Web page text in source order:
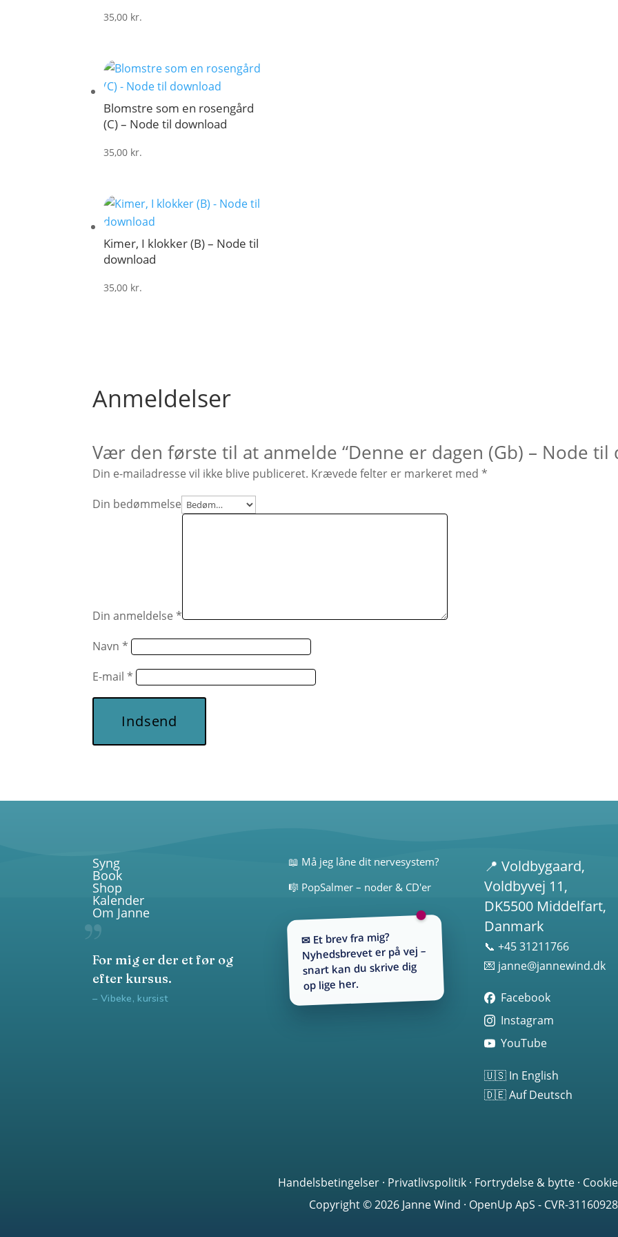
35,00 kr.
Blomstre som en rosengård
(C) – Node til download
35,00 kr.
Kimer, I klokker (B) – Node til
download
35,00 kr.
Anmeldelser
Vær den første til at anmelde “Denne er dagen (Gb) – Node til
Din e-mailadresse vil ikke blive publiceret. Krævede felter er markeret med*
Din bedømmelse
Din anmeldelse*
Navn*
E-mail*
Indsend
Syng
Book
Shop
Kalender
Om Janne
For mig er der et før og
efter kursus.
– Vibeke, kursist
📖 Må jeg låne dit nervesystem?
🎼 PopSalmer – noder & CD'er
✉ Et brev fra mig?
Nyhedsbrevet er på vej –
snart kan du skrive dig
op lige her.
📍 Voldbygaard,
Voldbyvej 11,
DK5500 Middelfart,
Danmark
📞 +45 31211766
💌 janne@jannewind.dk
Facebook
Instagram
YouTube
🇺🇸 In English
🇩🇪 Auf Deutsch
Handelsbetingelser· Privatlivspolitik· Fortrydelse & bytte·
Copyright © 2026 Janne Wind · OpenUp ApS - CVR-31160928